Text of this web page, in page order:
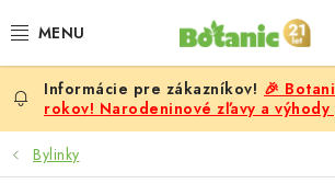
na
PREMIUM
DOPLNKY STRAVY
🎉
rokov! Narodeninové zľavy a
Bylinky